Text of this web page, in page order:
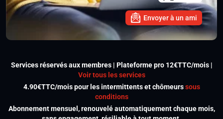
Envoyer à un ami
Services réservés aux membres | Plateforme pro 12€TTC/mois |
Voir tous les services
4.90€TTC/mois pour les intermittents et chômeurssous
conditions
Abonnement mensuel, renouvelé automatiquement chaque mois,